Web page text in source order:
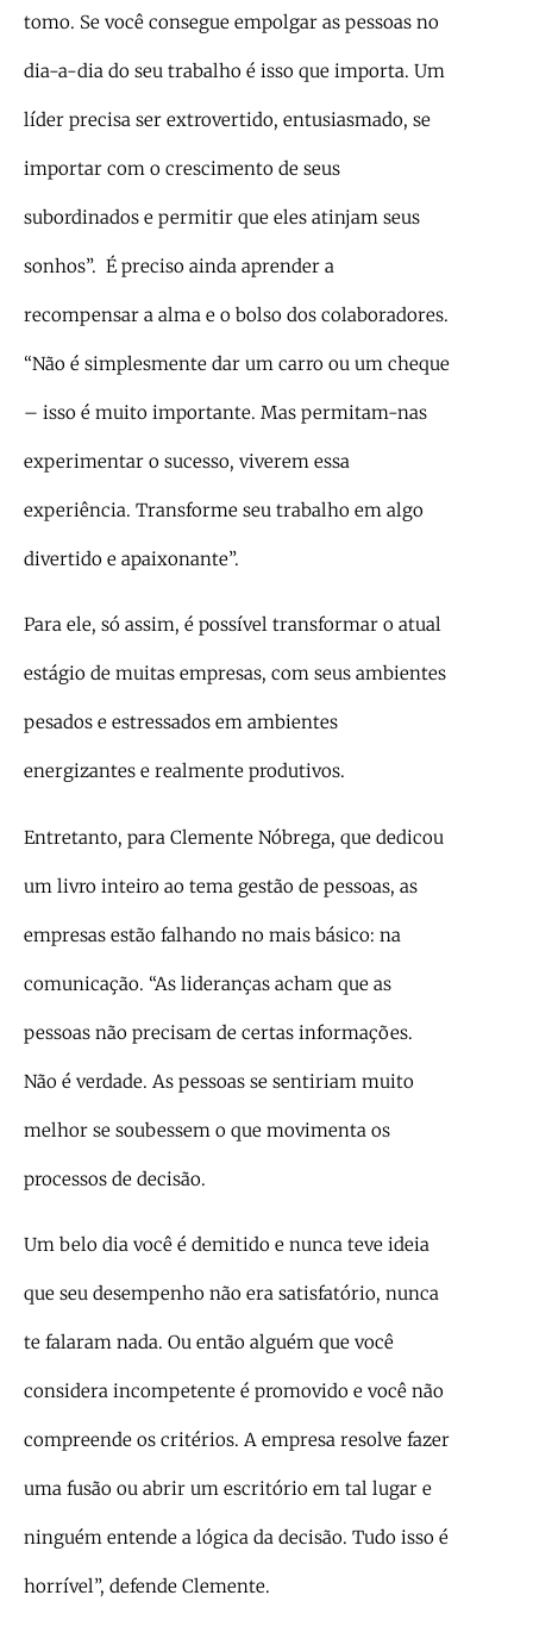
tomo. Se você consegue empolgar as pessoas no
dia-a-dia do seu trabalho é isso que importa. Um
líder precisa ser extrovertido, entusiasmado, se
importar com o crescimento de seus
subordinados e permitir que eles atinjam seus
sonhos”. É preciso ainda aprender a
recompensar a alma e o bolso dos colaboradores.
“Não é simplesmente dar um carro ou um cheque
– isso é muito importante. Mas permitam-nas
experimentar o sucesso, viverem essa
experiência. Transforme seu trabalho em algo
divertido e apaixonante”.
Para ele, só assim, é possível transformar o atual
estágio de muitas empresas, com seus ambientes
pesados e estressados em ambientes
energizantes e realmente produtivos.
Entretanto, para Clemente Nóbrega, que dedicou
um livro inteiro ao tema gestão de pessoas, as
empresas estão falhando no mais básico: na
comunicação. “As lideranças acham que as
pessoas não precisam de certas informações.
Não é verdade. As pessoas se sentiriam muito
melhor se soubessem o que movimenta os
processos de decisão.
Um belo dia você é demitido e nunca teve ideia
que seu desempenho não era satisfatório, nunca
te falaram nada. Ou então alguém que você
considera incompetente é promovido e você não
compreende os critérios. A empresa resolve fazer
uma fusão ou abrir um escritório em tal lugar e
ninguém entende a lógica da decisão. Tudo isso é
horrível”, defende Clemente.